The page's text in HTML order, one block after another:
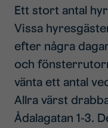
Ett stort antal
Vissa
efter några
och
vänta ett antal
Allra värst
Ådalagatan 1-3.